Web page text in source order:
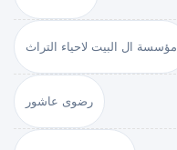
مؤسسة ال البيت لاحياء التراث
رضوى عاشور